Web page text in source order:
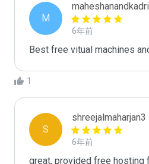
M
maheshanandkadri
6年前
Best free vitual machines
1
S
shreejalmaharjan3
6年前
great, provided free hosting